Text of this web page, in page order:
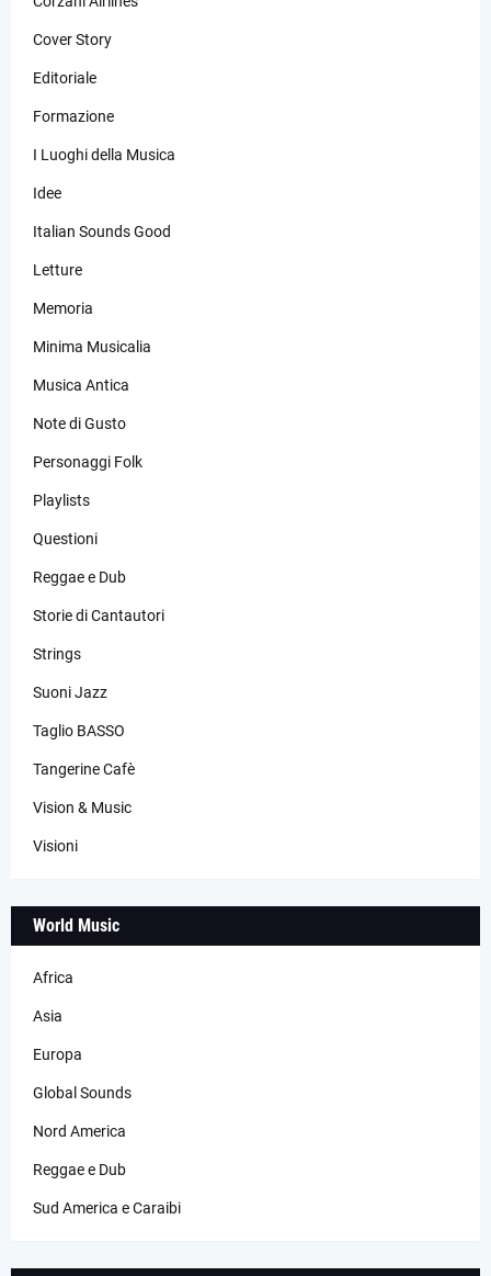
Cover Story
Editoriale
Formazione
I Luoghi della Musica
Idee
Italian Sounds Good
Letture
Memoria
Minima Musicalia
Musica Antica
Note di Gusto
Personaggi Folk
Playlists
Questioni
Reggae e Dub
Storie di Cantautori
Strings
Suoni Jazz
Taglio BASSO
Tangerine Cafè
Vision & Music
Visioni
World Music
Africa
Asia
Europa
Global Sounds
Nord America
Reggae e Dub
Sud America e Caraibi